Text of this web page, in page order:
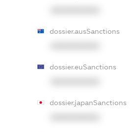
dossier.ausSanctions
dossier.euSanctions
dossier.japanSanctions